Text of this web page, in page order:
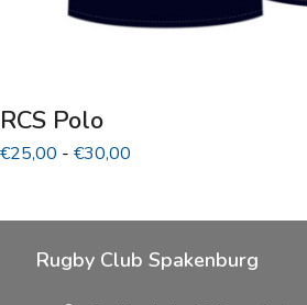
RCS Polo
€25,00 - €30,00
€30,00
Rugby Club Spakenburg